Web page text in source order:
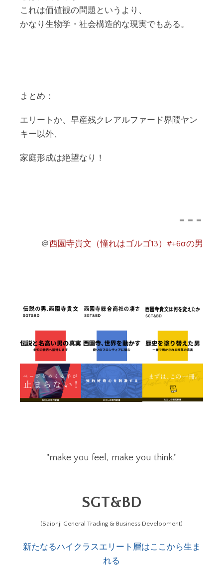
これは価値観の問題というより、
かなり生物学・社会構造的な現実でもある。
まとめ：
エリートか、早産残クレアルファード界隈ヤン
キー以外、
家庭形成は絶望なり！
＝＝＝
＠西園寺貴文（憧れはゴルゴ13）#+6σの男
"make you feel, make you think."
SGT&BD
(Saionji General Trading & Business Development)
新たなるハイクラスエリート層はここから生ま
れる